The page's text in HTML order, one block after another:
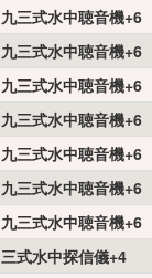
九三式水中聴音機+6
九三式水中聴音機+6
九三式水中聴音機+6
九三式水中聴音機+6
九三式水中聴音機+6
九三式水中聴音機+6
九三式水中聴音機+6
三式水中探信儀+4